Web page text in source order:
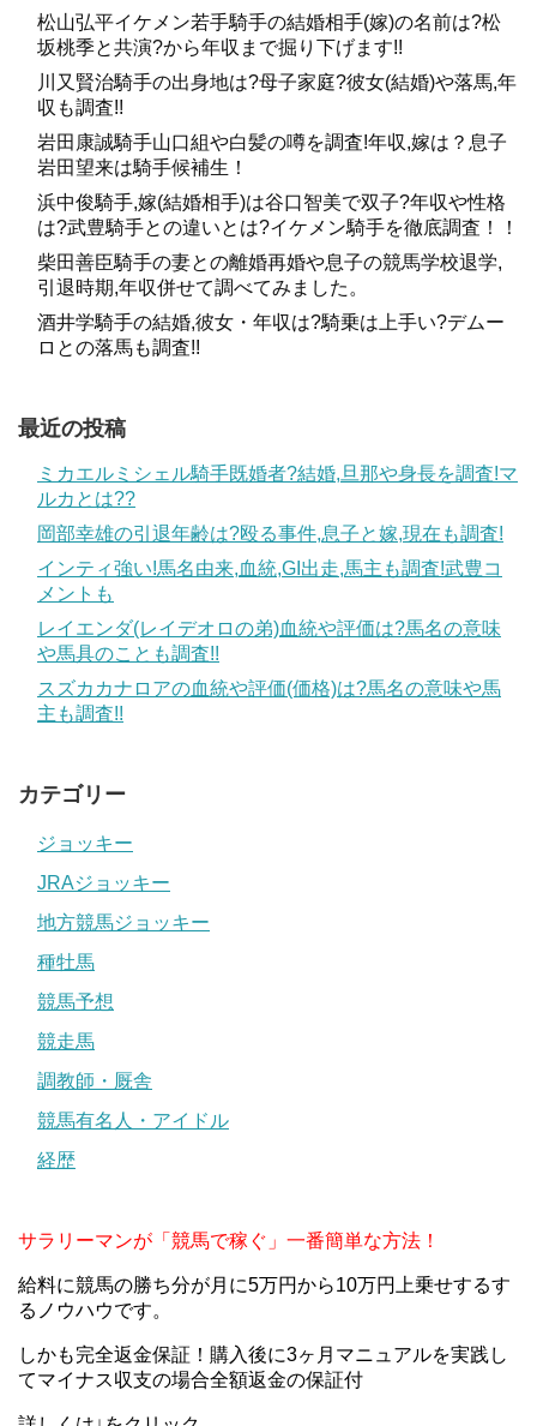
松山弘平イケメン若手騎手の結婚相手(嫁)の名前は?松
坂桃季と共演?から年収まで掘り下げます!!
川又賢治騎手の出身地は?母子家庭?彼女(結婚)や落馬,年
収も調査!!
岩田康誠騎手山口組や白髪の噂を調査!年収,嫁は？息子
岩田望来は騎手候補生！
浜中俊騎手,嫁(結婚相手)は谷口智美で双子?年収や性格
は?武豊騎手との違いとは?イケメン騎手を徹底調査！！
柴田善臣騎手の妻との離婚再婚や息子の競馬学校退学,
引退時期,年収併せて調べてみました。
酒井学騎手の結婚,彼女・年収は?騎乗は上手い?デムー
ロとの落馬も調査!!
最近の投稿
ミカエルミシェル騎手既婚者?結婚,旦那や身長を調査!マ
ルカとは??
岡部幸雄の引退年齢は?殴る事件,息子と嫁,現在も調査!
インティ強い!馬名由来,血統,GI出走,馬主も調査!武豊コ
メントも
レイエンダ(レイデオロの弟)血統や評価は?馬名の意味
や馬具のことも調査!!
スズカカナロアの血統や評価(価格)は?馬名の意味や馬
主も調査!!
カテゴリー
ジョッキー
JRAジョッキー
地方競馬ジョッキー
種牡馬
競馬予想
競走馬
調教師・厩舎
競馬有名人・アイドル
経歴
サラリーマンが「競馬で稼ぐ」一番簡単な方法！
給料に競馬の勝ち分が月に5万円から10万円上乗せするす
るノウハウです。
しかも完全返金保証！購入後に3ヶ月マニュアルを実践し
てマイナス収支の場合全額返金の保証付